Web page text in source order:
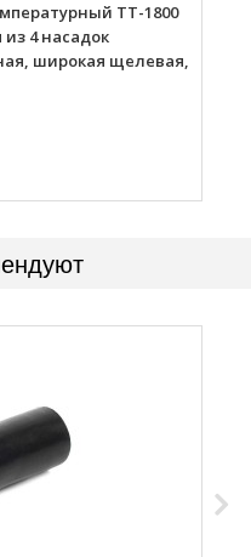
ТТ-1800
4 насадок
широкая щелевая,